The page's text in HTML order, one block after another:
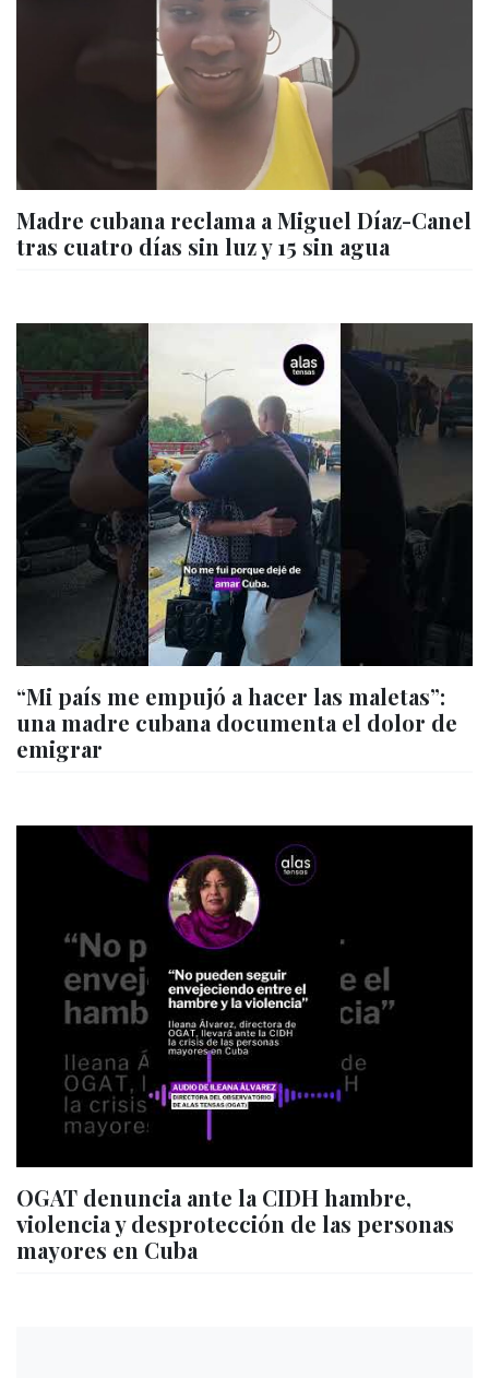
Madre cubana reclama a Miguel Díaz-Canel
tras cuatro días sin luz y 15 sin agua
“Mi país me empujó a hacer las maletas”:
una madre cubana documenta el dolor de
emigrar
OGAT denuncia ante la CIDH hambre,
violencia y desprotección de las personas
mayores en Cuba